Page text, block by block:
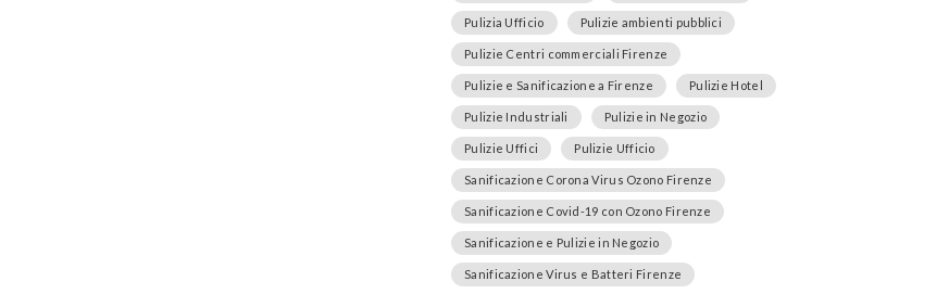
Pulizia Ufficio Pulizie ambienti pubblici
Pulizie Centri commerciali Firenze
Pulizie e Sanificazione a Firenze Pulizie Hotel
Pulizie Industriali Pulizie in Negozio
Pulizie Uffici Pulizie Ufficio
Sanificazione Corona Virus Ozono Firenze
Sanificazione Covid-19 con Ozono Firenze
Sanificazione e Pulizie in Negozio
Sanificazione Virus e Batteri Firenze